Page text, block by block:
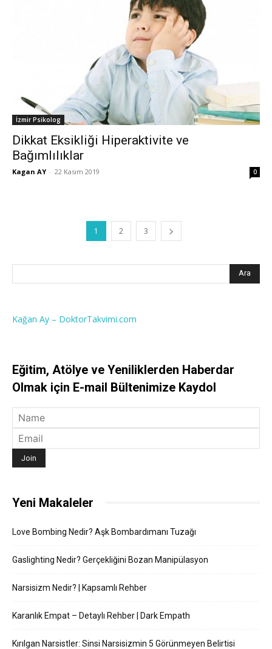
İzmir Psikolog
Dikkat Eksikliği Hiperaktivite ve
Bağımlılıklar
Kagan AY - 22 Kasım 2019 0
1 2 3
Kağan Ay – DoktorTakvimi.com
Eğitim, Atölye ve Yeniliklerden Haberdar
Olmak için E-mail Bültenimize Kaydol
Yeni Makaleler
Love Bombing Nedir? Aşk Bombardımanı Tuzağı
Gaslighting Nedir? Gerçekliğini Bozan Manipülasyon
Narsisizm Nedir? | Kapsamlı Rehber
Karanlık Empat – Detaylı Rehber | Dark Empath
Kırılgan Narsistler: Sinsi Narsisizmin 5 Görünmeyen Belirtisi